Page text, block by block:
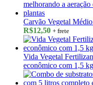
Carvão Vegetal
R$12,50 + frete
Vida Vegetal
econômico com 1,5 kg